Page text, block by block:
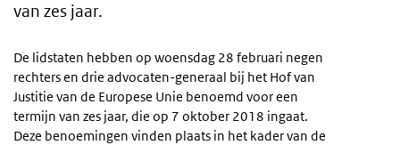
van zes jaar.
De lidstaten hebben op woensdag 28 februari negen
rechters en drie advocaten-generaal bij het Hof van
Justitie van de Europese Unie benoemd voor een
termijn van zes jaar, die op 7 oktober 2018 ingaat.
Deze benoemingen vinden plaats in het kader van de